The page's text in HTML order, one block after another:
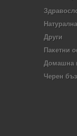
Други
Пакетни
Домашна
Черен бъз